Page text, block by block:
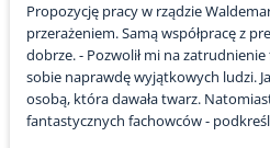
Propozycję pracy w rządzie
przerażeniem. Samą współpracę z
dobrze. - Pozwolił mi na
sobie naprawdę wyjątkowych ludzi.
osobą, która dawała twarz.
fantastycznych fachowców -